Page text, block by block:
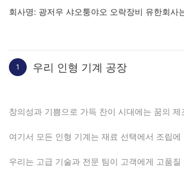
회사명: 광저우 샤오퉁야오 오락장비 유한회
1 우리 인형 기계 공장
창의성과 기쁨으로 가득 찬이 시대에는 꿈의
여기서 모든 인형 기계는 재료 선택에서 조립
우리는 고급 기술과 전문 팀이 고객에게 고품